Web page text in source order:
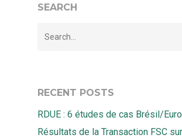
SEARCH
RECENT POSTS
RDUE : 6 études de cas Brésil/
Résultats de la Transaction FSC